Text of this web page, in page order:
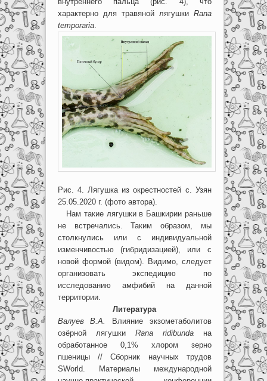
характерно для травяной лягушки Rana
temporaria.
Рис. 4. Лягушка из окрестностей с. Узян
25.05.2020 г. (фото автора).
Нам такие лягушки в Башкирии раньше
не встречались. Таким образом, мы
столкнулись или с индивидуальной
изменчивостью (гибридизацией), или с
новой формой (видом). Видимо, следует
организовать экспедицию по
исследованию амфибий на данной
территории.
Литература
Валуев В.А.
Влияние экзометаболитов
озёрной лягушки Rana ridibundaна
обработанное 0,1% хлором зерно
пшеницы // Сборник научных трудов
SWorld. Материалы международной